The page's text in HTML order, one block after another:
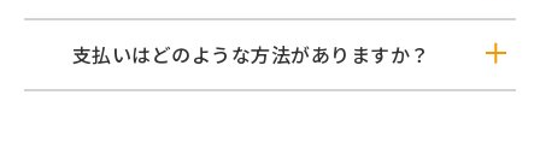
支払いはどのような方法がありますか？